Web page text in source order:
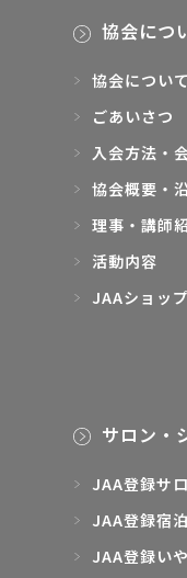
協会につ
協会について
ごあいさつ
入会方法・
協会概要・
理事・講師
活動内容
JAAショップ
サロン・
JAA登録サ
JAA登録宿
JAA登録い